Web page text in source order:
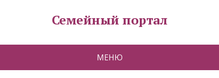
Семейный портал
МЕНЮ